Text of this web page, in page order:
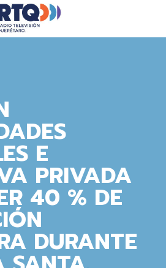
E
PRIVADA
40 % DE
DURANTE